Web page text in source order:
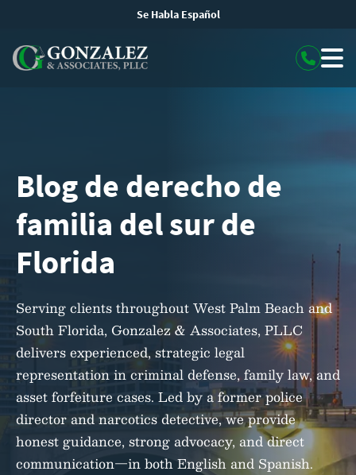
Se Habla Español
Blog de derecho de
familia del sur de
Florida
Serving clients throughout West Palm Beach and
South Florida, Gonzalez & Associates, PLLC
delivers experienced, strategic legal
representation in criminal defense, family law, and
asset forfeiture cases. Led by a former police
director and narcotics detective, we provide
honest guidance, strong advocacy, and direct
communication—in both English and Spanish.